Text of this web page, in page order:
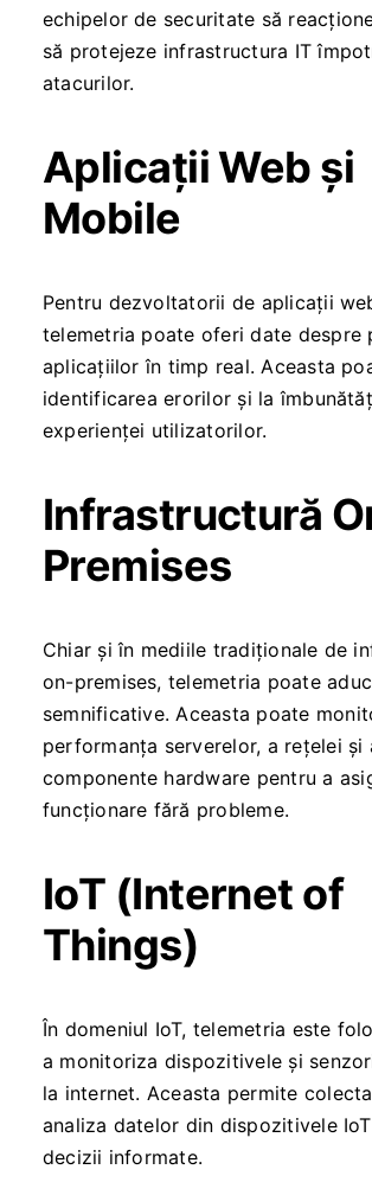
echipelor de securitate să
să protejeze infrastructura IT
atacurilor.
Aplicații Web și
Mobile
Pentru dezvoltatorii de aplicații
telemetria poate oferi date despre
aplicațiilor în timp real. Aceasta
identificarea erorilor și la
experienței utilizatorilor.
Infrastructură
Premises
Chiar și în mediile tradiționale de
on-premises, telemetria poate
semnificative. Aceasta poate
performanța serverelor, a rețelei și
componente hardware pentru a
funcționare fără probleme.
IoT (Internet of
Things)
În domeniul IoT, telemetria este
a monitoriza dispozitivele și
la internet. Aceasta permite
analiza datelor din dispozitivele
decizii informate.